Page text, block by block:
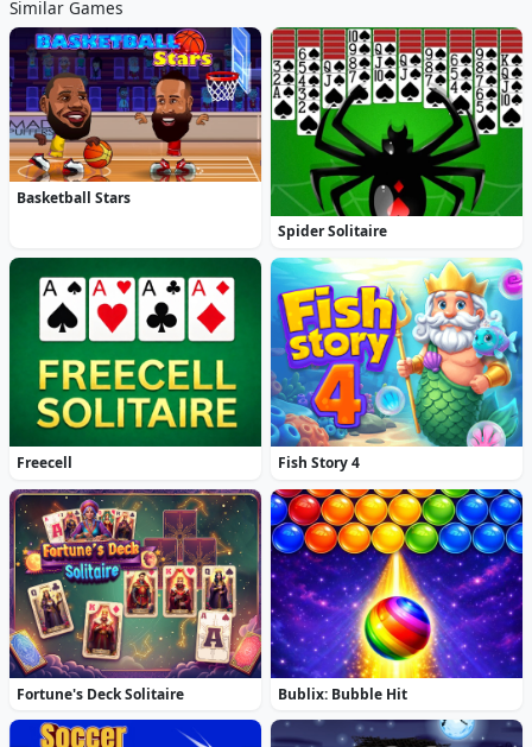
Similar Games
Basketball Stars
Spider Solitaire
Freecell Fish Story 4
Fortune's Deck Solitaire Bublix: Bubble Hit